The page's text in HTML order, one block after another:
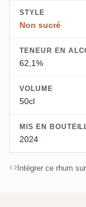
STYLE
Non sucré
TENEUR EN
62,1%
VOLUME
50cl
MIS EN
2024
Intégrer ce rhum